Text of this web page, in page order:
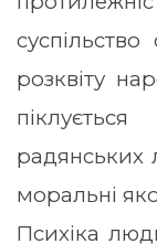
розквіту
радянських
моральні
Психіка